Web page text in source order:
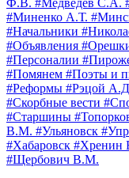
Ф.В. #Медведев С.А.
#Миненко А.Т.
#Начальники
#Объявления
#Персоналии
#Помянем #Поэты и
#Реформы #Рэцой
#Скорбные вести
#Старшины
В.М. #Ульяновск
#Хабаровск #Хренин
#Щербович В.М.